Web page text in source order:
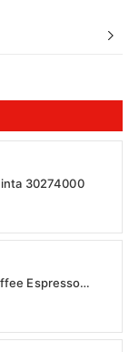
30274000
Espresso